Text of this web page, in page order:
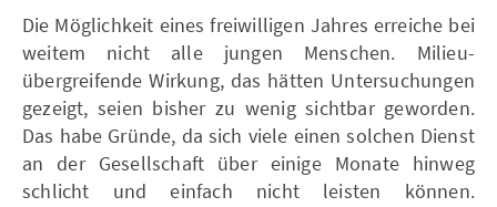
Die Möglichkeit eines freiwilligen Jahres erreiche bei
weitem nicht alle jungen Menschen. Milieu-
übergreifende Wirkung, das hätten Untersuchungen
gezeigt, seien bisher zu wenig sichtbar geworden.
Das habe Gründe, da sich viele einen solchen Dienst
an der Gesellschaft über einige Monate hinweg
schlicht und einfach nicht leisten können.